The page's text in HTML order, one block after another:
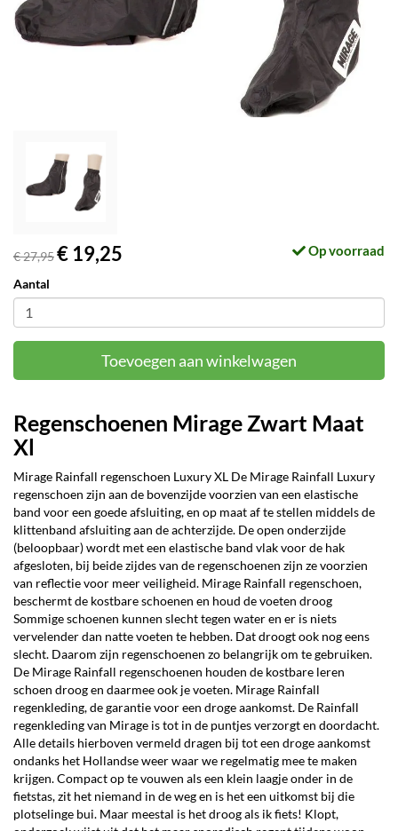
€ 27,95€ 19,25 Op voorraad
Aantal
Toevoegen aan winkelwagen
Regenschoenen Mirage Zwart Maat
Xl
Mirage Rainfall regenschoen Luxury XL De Mirage Rainfall Luxury
regenschoen zijn aan de bovenzijde voorzien van een elastische
band voor een goede afsluiting, en op maat af te stellen middels de
klittenband afsluiting aan de achterzijde. De open onderzijde
(beloopbaar) wordt met een elastische band vlak voor de hak
afgesloten, bij beide zijdes van de regenschoenen zijn ze voorzien
van reflectie voor meer veiligheid. Mirage Rainfall regenschoen,
beschermt de kostbare schoenen en houd de voeten droog
Sommige schoenen kunnen slecht tegen water en er is niets
vervelender dan natte voeten te hebben. Dat droogt ook nog eens
slecht. Daarom zijn regenschoenen zo belangrijk om te gebruiken.
De Mirage Rainfall regenschoenen houden de kostbare leren
schoen droog en daarmee ook je voeten. Mirage Rainfall
regenkleding, de garantie voor een droge aankomst. De Rainfall
regenkleding van Mirage is tot in de puntjes verzorgt en doordacht.
Alle details hierboven vermeld dragen bij tot een droge aankomst
ondanks het Hollandse weer waar we regelmatig mee te maken
krijgen. Compact op te vouwen als een klein laagje onder in de
fietstas, zit het niemand in de weg en is het een uitkomst bij die
plotselinge bui. Maar meestal is het droog als ik fiets! Klopt,